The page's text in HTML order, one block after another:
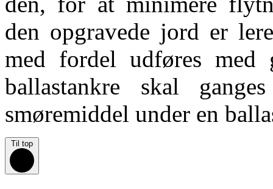
den opgravede jord er
med fordel udføres med
ballastankre skal
smøremiddel under en
Til top